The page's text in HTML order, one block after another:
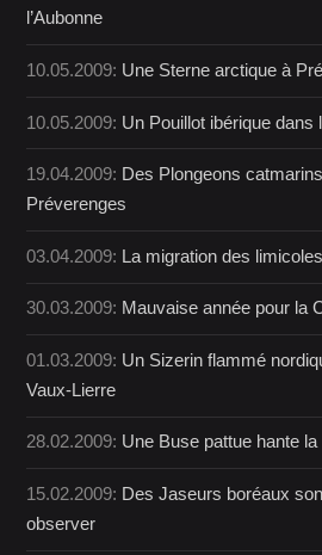
l’Aubonne
10.05.2009: Une Sterne arctique à
10.05.2009: Un Pouillot ibérique dans
19.04.2009: Des Plongeons
Préverenges
03.04.2009: La migration des
30.03.2009: Mauvaise année pour la
01.03.2009: Un Sizerin flammé
Vaux-Lierre
28.02.2009: Une Buse pattue hante
15.02.2009: Des Jaseurs boréaux
observer